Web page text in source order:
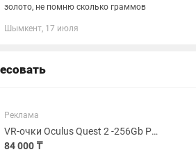
золото, не помню сколько граммов
Шымкент, 17 июля
Реклама
VR-очки Oculus Quest 2 -256Gb Рабочие
84 000 ₸